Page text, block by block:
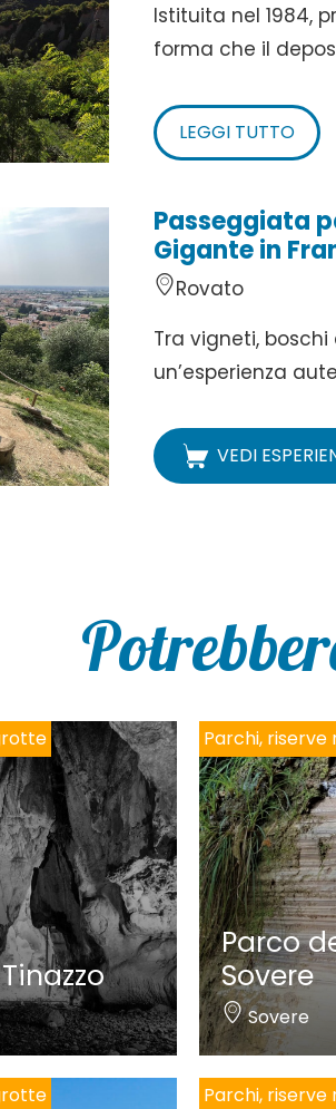
Istituita nel 1984,
forma che il
LEGGI TUTTO
Passeggiata
Gigante in
Rovato
Tra vigneti,
un’esperienza
VEDI
Parchi,
Parco
Sovere
Sovere
Parchi,